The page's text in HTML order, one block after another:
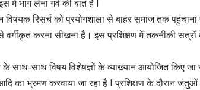
में भाग लेना गर्व की बात है I
विषयक रिसर्च को प्रयोगशाला से बाहर समाज तक
वर्गीकृत करना सीखना है। इस प्रशिक्षण में तकनीकी सत्रों
के साथ-साथ विषय विशेषज्ञों के व्याख्यान आयोजित किए
का भ्रमण करवाया जा रहा है I प्रशिक्षण के दौरान